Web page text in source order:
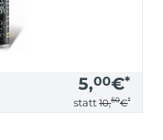
5,00€*
statt 10,50€*